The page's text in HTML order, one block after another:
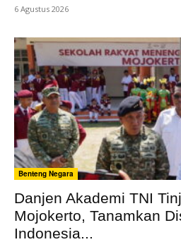
6 Agustus 2026
Benteng Negara
Danjen Akademi TNI
Mojokerto, Tanamkan
Indonesia...